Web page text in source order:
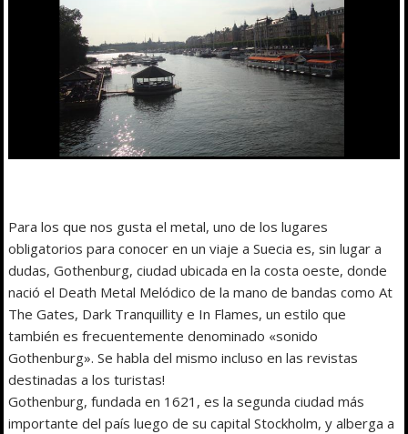
Para los que nos gusta el metal, uno de los lugares
obligatorios para conocer en un viaje a Suecia es, sin lugar a
dudas, Gothenburg, ciudad ubicada en la costa oeste, donde
nació el Death Metal Melódico de la mano de bandas como At
The Gates, Dark Tranquillity e In Flames, un estilo que
también es frecuentemente denominado «sonido
Gothenburg». Se habla del mismo incluso en las revistas
destinadas a los turistas!
Gothenburg, fundada en 1621, es la segunda ciudad más
importante del país luego de su capital Stockholm, y alberga a